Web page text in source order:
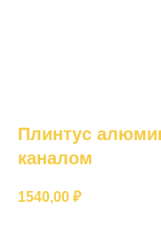
Плинтус
каналом
1540,00 ₽